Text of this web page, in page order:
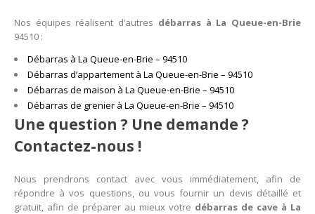
Nos équipes réalisent d’autres débarras à La Queue-en-Brie
94510 :
Débarras à La Queue-en-Brie – 94510
Débarras d’appartement à La Queue-en-Brie – 94510
Débarras de maison à La Queue-en-Brie – 94510
Débarras de grenier à La Queue-en-Brie – 94510
Une question ? Une demande ?
Contactez-nous !
Nous prendrons contact avec vous immédiatement, afin de
répondre à vos questions, ou vous fournir un devis détaillé et
gratuit, afin de préparer au mieux votre débarras de cave à La